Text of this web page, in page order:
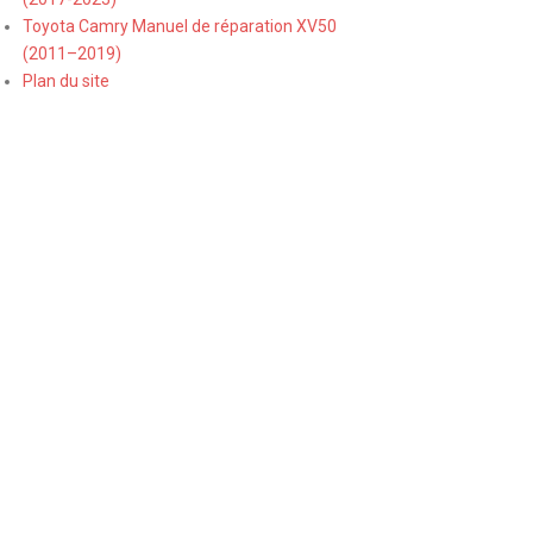
Toyota Camry Manuel de réparation XV50
(2011–2019)
Plan du site